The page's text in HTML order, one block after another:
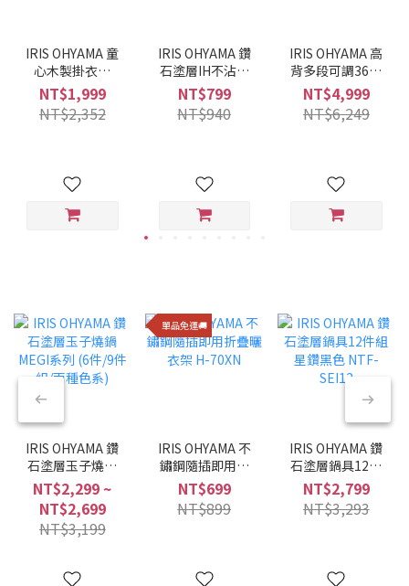
IRIS OHYAMA 童
心木製掛衣架
WTHR-830
NT$1,999
NT$2,352
IRIS OHYAMA 鑽
石塗層IH不沾平
底鍋 28CM VDI-
F28 (酒紅色)
NT$799
NT$940
IRIS OHYAMA 高
背多段可調360°
旋轉布質舒適躺
椅 FACN-KHB
NT$4,999
NT$6,249
IRIS OHYAMA 鑽
石塗層玉子燒鍋
MEGI系列 (6件/9
件組/兩種色系)
NT$2,299 ~
NT$2,699
NT$3,199
單品免運🚚
IRIS OHYAMA 不
鏽鋼隨插即用折
疊曬衣架 H-
70XN
NT$699
NT$899
IRIS OHYAMA 鑽
石塗層鍋具12件
組 星鑽黑色
NTF-SEI12
NT$2,799
NT$3,293